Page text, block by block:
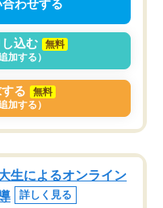
わせする
込む
無料
加する）
る
無料
加する）
生によるオンライン
詳しく見る